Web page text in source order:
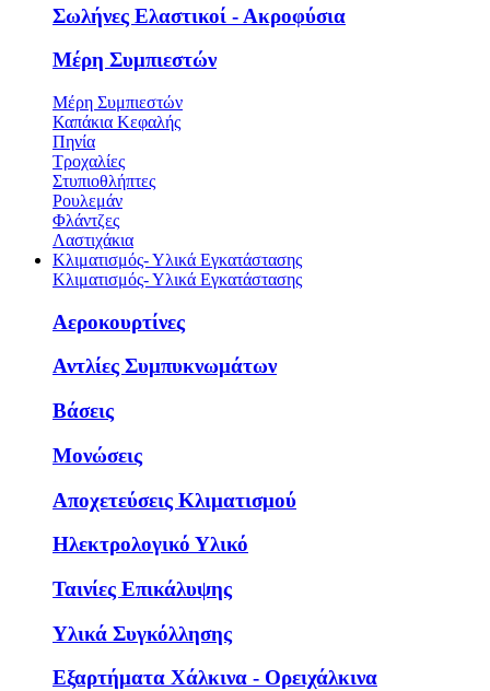
Σωλήνες Ελαστικοί - Ακροφύσια
Μέρη Συμπιεστών
Μέρη Συμπιεστών
Καπάκια Κεφαλής
Πηνία
Τροχαλίες
Στυπιοθλήπτες
Ρουλεμάν
Φλάντζες
Λαστιχάκια
Κλιματισμός- Υλικά Εγκατάστασης
Κλιματισμός- Υλικά Εγκατάστασης
Αεροκουρτίνες
Αντλίες Συμπυκνωμάτων
Βάσεις
Μονώσεις
Αποχετεύσεις Κλιματισμού
Ηλεκτρολογικό Υλικό
Ταινίες Επικάλυψης
Υλικά Συγκόλλησης
Εξαρτήματα Χάλκινα - Ορειχάλκινα